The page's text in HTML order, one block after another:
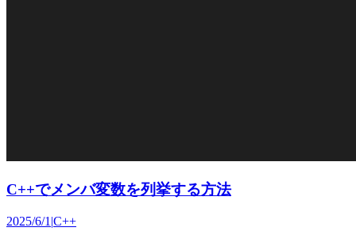
C++でメンバ変数を列挙する方法
2025/6/1 |C++